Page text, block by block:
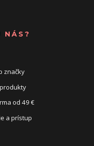
NÁS?
značky
od 49 €
a prístup